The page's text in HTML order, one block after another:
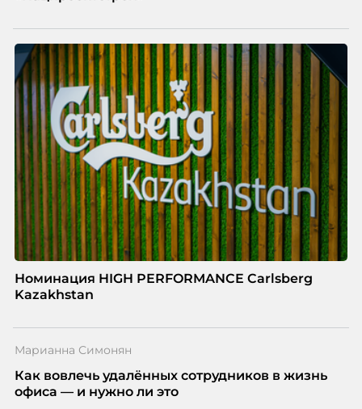
Номинация HIGH PERFORMANCE Carlsberg
Kazakhstan
Марианна Симонян
Как вовлечь удалённых сотрудников в жизнь
офиса — и нужно ли это